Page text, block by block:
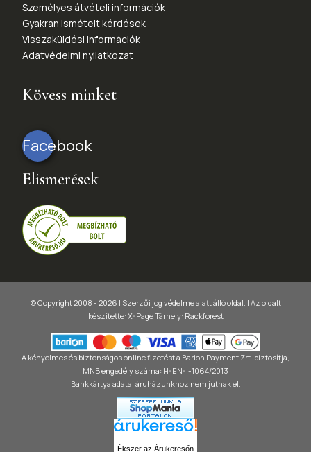
Személyes átvételi információk
Gyakran ismételt kérdések
Visszaküldési információk
Adatvédelmi nyilatkozat
Kövess minket
Facebook
Elismerések
© Copyright 2008 - 2026 | Szerzői jog védelme alatt álló oldal. | Az oldalt
készítette: X-PageTárhely: Rackforest
A kényelmes és biztonságos online fizetést a Barion Payment Zrt. biztosítja,
MNB engedély száma: H-EN-I-1064/2013
Bankkártya adatai áruházunkhoz nem jutnak el.
Ékszer az Árukeresőn